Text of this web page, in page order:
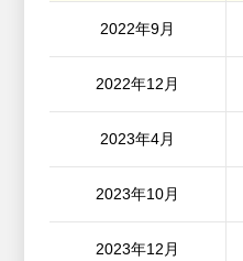
2022年9月
2022年12月
2023年4月
2023年10月
2023年12月